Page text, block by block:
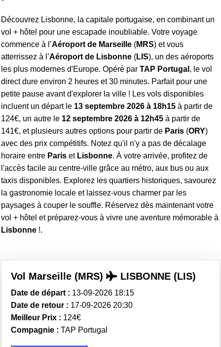
Découvrez Lisbonne, la capitale portugaise, en combinant un
vol + hôtel pour une escapade inoubliable. Votre voyage
commence à l’Aéroport de Marseille (MRS) et vous
atterrissez à l’Aéroport de Lisbonne (LIS), un des aéroports
les plus modernes d'Europe. Opéré par TAP Portugal , le vol
direct dure environ 2 heures et 30 minutes. Parfait pour une
petite pause avant d'explorer la ville ! Les vols disponibles
incluent un départ le 13 septembre 2026 à 18h15 à partir de
124€, un autre le 12 septembre 2026 à 12h45 à partir de
141€, et plusieurs autres options pour partir de Paris (ORY)
avec des prix compétitifs. Notez qu'il n'y a pas de décalage
horaire entre Paris et Lisbonne. À votre arrivée, profitez de
l'accès facile au centre-ville grâce au métro, aux bus ou aux
taxis disponibles. Explorez les quartiers historiques, savourez
la gastronomie locale et laissez-vous charmer par les
paysages à couper le souffle. Réservez dès maintenant votre
vol + hôtel et préparez-vous à vivre une aventure mémorable à
Lisbonne !.
Vol Marseille (MRS) LISBONNE (LIS)
Date de départ : 13-09-2026 18:15
Date de retour : 17-09-2026 20:30
Meilleur Prix : 124€
Compagnie : TAP Portugal